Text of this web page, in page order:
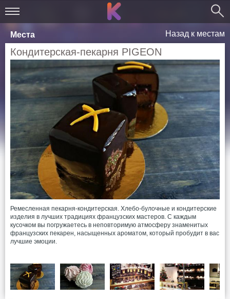
Места Назад к местам
Кондитерская-пекарня PIGEON
Ремесленная пекарня-кондитерская. Хлебо-булочные и кондитерские
изделия в лучших традициях французских мастеров. С каждым
кусочком вы погружаетесь в неповторимую атмосферу знаменитых
французских пекарен, насыщенных ароматом, который пробудит в вас
лучшие эмоции.